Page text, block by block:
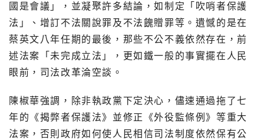
國是會議」，並凝聚許多結論，如制定「吹哨者保護
法」、增訂不法關說罪及不法餽贈罪等。遺憾的是在
蔡英文八年任期的最後，那些不公不義依然存在，前
述法案「未完成立法」，更如鐵一般的事實擺在人民
眼前，司法改革淪空談。
陳椒華強調，除非執政黨下定決心，儘速通過拖了七
年的《揭弊者保護法》並修正《外役監條例》等重大
法案，否則政府如何使人民相信司法制度依然保有公